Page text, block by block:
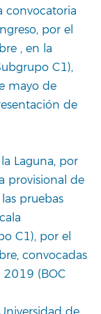
convocatoria
por el
, en la
C1),
mayo de
de
Laguna, por
provisional de
pruebas
C1), por el
convocadas
(BOC